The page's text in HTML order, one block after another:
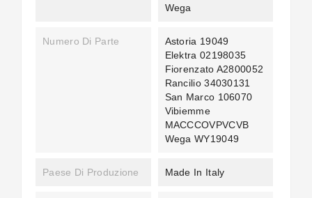
Wega
Numero Di Parte
Astoria 19049
Elektra 02198035
Fiorenzato A2800052
Rancilio 34030131
San Marco 106070
Vibiemme
MACCCOVPVCVB
Wega WY19049
Paese Di Produzione Made In Italy